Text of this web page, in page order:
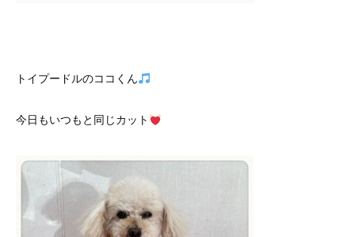
トイプードルのココくん
今日もいつもと同じカット